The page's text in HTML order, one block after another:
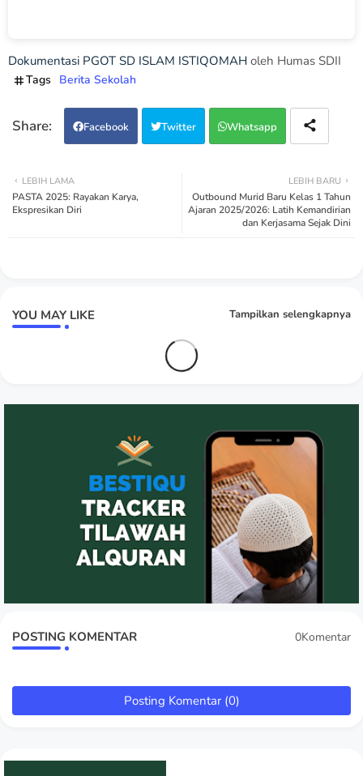
Dokumentasi PGOT SD ISLAM ISTIQOMAH oleh Humas SDII
Tags Berita Sekolah
Facebook Twitter Whatsapp
LEBIH BARU
Outbound Murid Baru Kelas 1 Tahun
Ajaran 2025/2026: Latih Kemandirian
dan Kerjasama Sejak Dini
LEBIH LAMA
PASTA 2025: Rayakan Karya,
Ekspresikan Diri
YOU MAY LIKE Tampilkan selengkapnya
POSTING KOMENTAR 0Komentar
Posting Komentar (0)